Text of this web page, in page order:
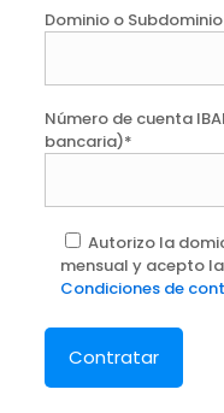
Dominio o
Número de cuenta
bancaria)*
Autorizo la
mensual y acepto la
Condiciones de